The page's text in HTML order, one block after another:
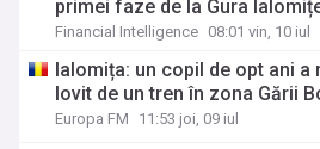
primei faze de la Gura
Financial Intelligence 08:01 vin, 10 iul
Ialomița: un copil de opt ani
lovit de un tren în zona Gării
Europa FM 11:53 joi, 09 iul